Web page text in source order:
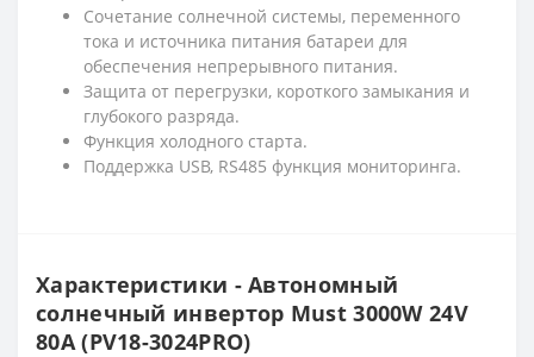
Сочетание солнечной системы, переменного
тока и источника питания батареи для
обеспечения непрерывного питания.
Защита от перегрузки, короткого замыкания и
глубокого разряда.
Функция холодного старта.
Поддержка USB, RS485 функция мониторинга.
Характеристики - Автономный
солнечный инвертор Must 3000W 24V
80A (PV18-3024PRO)